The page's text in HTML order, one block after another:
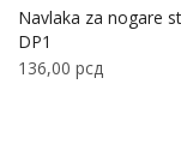
Navlaka za nogare
DP1
136,00 рсд